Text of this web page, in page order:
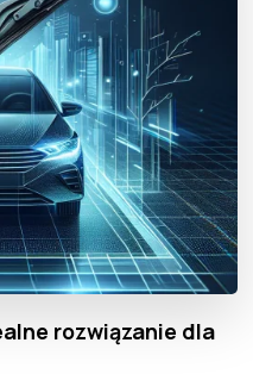
rozwiązanie dla